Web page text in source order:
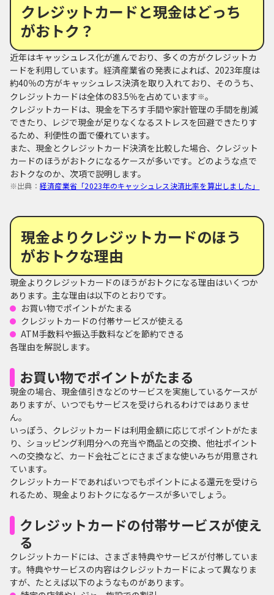
クレジットカードと現金はどっち
がおトク？
近年はキャッシュレス化が進んでおり、多くの方がクレジットカ
ードを利用しています。経済産業省の発表によれば、2023年度は
約40％の方がキャッシュレス決済を取り入れており、そのうち、
クレジットカードは全体の83.5％を占めています※。
クレジットカードは、現金を下ろす手間や家計管理の手間を削減
できたり、レジで現金が足りなくなるストレスを回避できたりす
るため、利便性の面で優れています。
また、現金とクレジットカード決済を比較した場合、クレジット
カードのほうがおトクになるケースが多いです。どのような点で
おトクなのか、次項で説明します。
※出典： 経済産業省「2023年のキャッシュレス決済比率を算出しました」
現金よりクレジットカードのほう
がおトクな理由
現金よりクレジットカードのほうがおトクになる理由はいくつか
あります。主な理由は以下のとおりです。
お買い物でポイントがたまる
クレジットカードの付帯サービスが使える
ATM手数料や振込手数料などを節約できる
各理由を解説します。
お買い物でポイントがたまる
現金の場合、現金値引きなどのサービスを実施しているケースが
ありますが、いつでもサービスを受けられるわけではありませ
ん。
いっぽう、クレジットカードは利用金額に応じてポイントがたま
り、ショッピング利用分への充当や商品との交換、他社ポイント
への交換など、カード会社ごとにさまざまな使いみちが用意され
ています。
クレジットカードであればいつでもポイントによる還元を受けら
れるため、現金よりおトクになるケースが多いでしょう。
クレジットカードの付帯サービスが使え
る
クレジットカードには、さまざま特典やサービスが付帯していま
す。特典やサービスの内容はクレジットカードによって異なりま
すが、たとえば以下のようなものがあります。